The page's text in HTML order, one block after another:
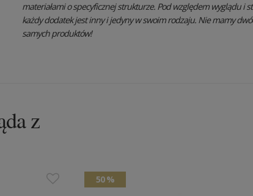
materiałami o specyficznej strukturze. Pod względem wyglądu i
każdy dodatek jest inny i jedyny w swoim rodzaju. Nie mamy
samych produktów!
z
50 %